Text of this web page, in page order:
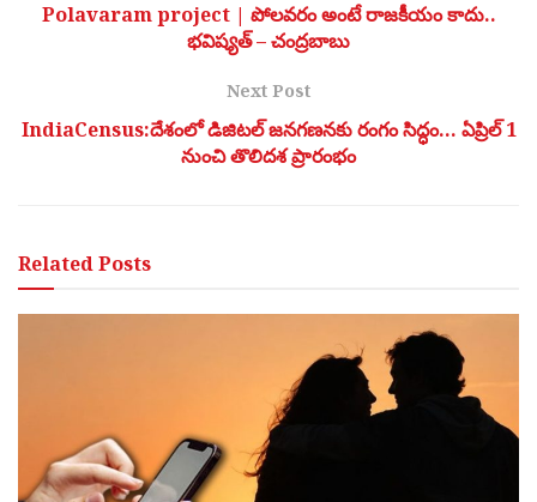
Polavaram project | పోలవరం అంటే రాజకీయం కాదు..
భవిష్యత్ – చంద్రబాబు
Next Post
IndiaCensus:దేశంలో డిజిటల్‌ జనగణనకు రంగం సిద్ధం… ఏప్రిల్‌ 1
నుంచి తొలిదశ ప్రారంభం
RelatedPosts